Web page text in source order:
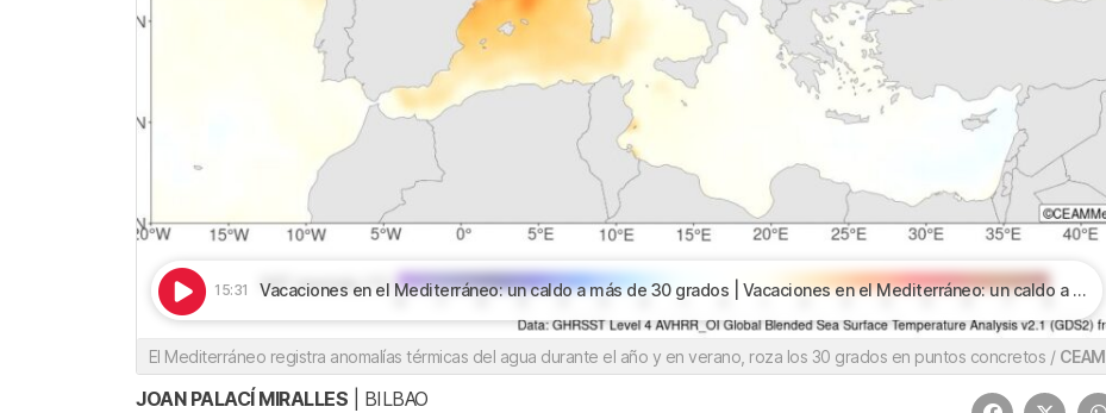
15:31 Vacaciones en el Mediterráneo: un caldo a más de 30 grados | Vacaciones en el Mediterráneo: un caldo a más de 30 grados
El Mediterráneo registra anomalías térmicas del agua durante el año y en verano, roza los 30 grados en puntos concretos / CEAM
JOAN PALACÍ MIRALLES | BILBAO